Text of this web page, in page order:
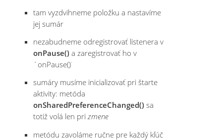
tam vyzdvihneme položku a nastavíme
jej sumár
nezabudneme odregistrovať listenera v
onPause()a zaregistrovať ho v
`onPause()˙
sumáry musíme inicializovať pri štarte
aktivity: metóda
onSharedPreferenceChanged()sa
totiž volá len pri zmene
metódu zavoláme ručne pre každý kľúč